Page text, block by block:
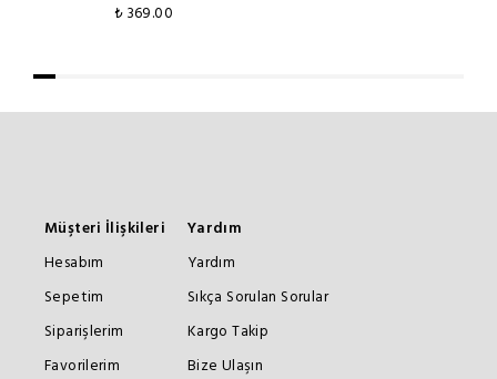
₺ 369.00
Müşteri İlişkileri
Hesabım
Sepetim
Siparişlerim
Favorilerim
Yardım
Yardım
Sıkça Sorulan Sorular
Kargo Takip
Bize Ulaşın